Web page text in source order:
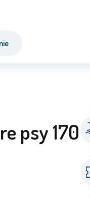
psy 170